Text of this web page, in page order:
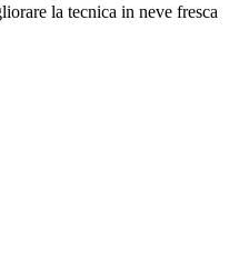
la tecnica in neve fresca